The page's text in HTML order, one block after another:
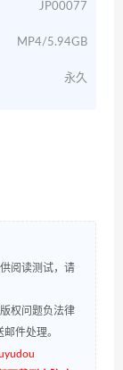
JP00077
MP4/5.94GB
永久
阅读测试，请
权问题负法律
件处理。